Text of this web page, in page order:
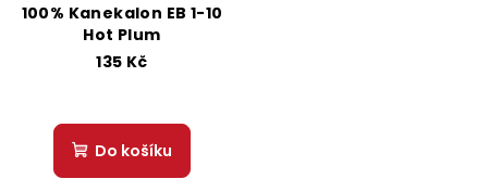
100% Kanekalon EB 1-10
Hot Plum
135 Kč
Do košíku